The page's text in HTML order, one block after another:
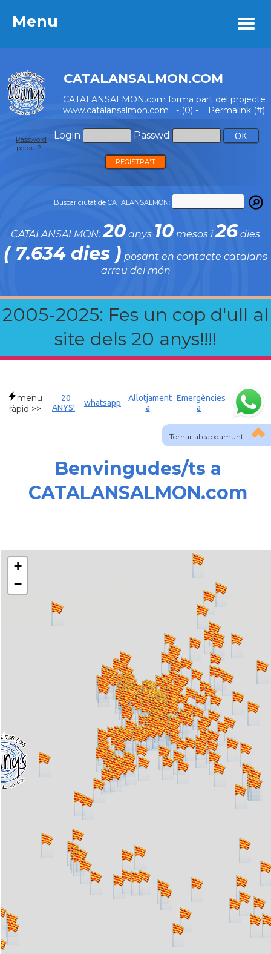
Menu
CATALANSALMON.COM
CATALANSALMON.com forma part del projecte
www.catalansalmon.com - (0) - Permalink (#)
Login Passwd
Password
perdut?
REGISTRA'T
Buscar ciutat de CATALANSALMON:
CATALANSALMON:20 anys 10 mesos i26 dies
( 7.634 dies ) posant en contacte catalans
arreu del món
2005-2025: Fes un cop d'ull al
site dels 20 anys!!!!
Menu
Tornar al capdamunt
menu
ràpid >>
20
ANYS!
whatsapp
Allotjament
a
Emergències
a
Benvingudes/ts a
CATALANSALMON.com
... carregant 484 webs... un moment si us
+
−